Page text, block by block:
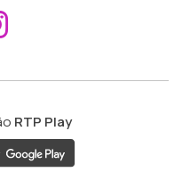
ao
RTP Play